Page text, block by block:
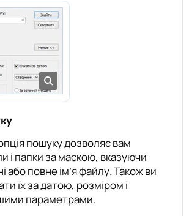
пошуку дозволяє вам
і папки за маскою, вказуючи
або повне ім’я файлу. Також ви
їх за датою, розміром і
параметрами.